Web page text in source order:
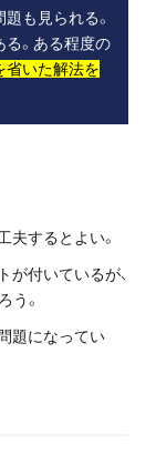
も見られる。
る。ある程度の
省いた解法を
夫するとよい。
が付いているが、
う。
題になってい